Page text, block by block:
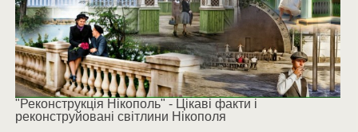
"Реконструкція Нікополь" - Цікаві факти і
реконструйовані світлини Нікополя